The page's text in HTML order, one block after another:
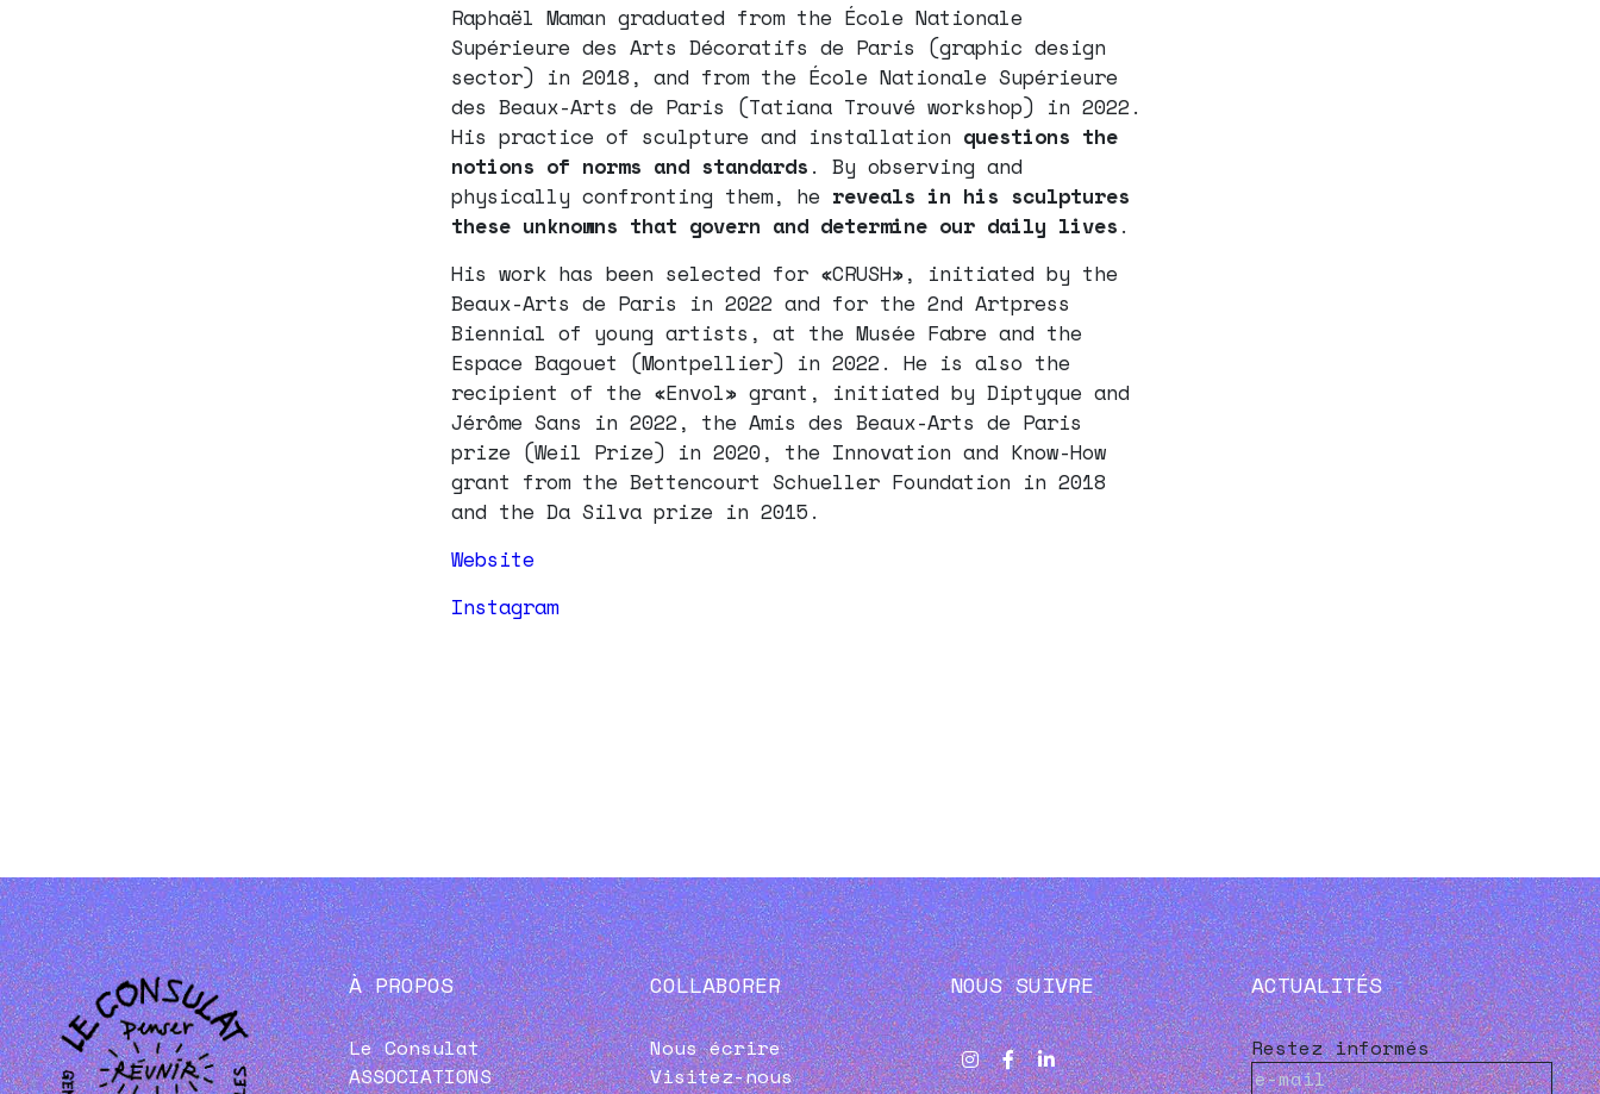
Raphaël Maman graduated from the École Nationale
Supérieure des Arts Décoratifs de Paris (graphic design
sector) in 2018, and from the École Nationale Supérieure
des Beaux-Arts de Paris (Tatiana Trouvé workshop) in 2022.
His practice of sculpture and installation questions the
notions of norms and standards . By observing and
physically confronting them, he reveals in his sculptures
these unknowns that govern and determine our daily lives .
His work has been selected for «CRUSH», initiated by the
Beaux-Arts de Paris in 2022 and for the 2nd Artpress
Biennial of young artists, at the Musée Fabre and the
Espace Bagouet (Montpellier) in 2022. He is also the
recipient of the «Envol» grant, initiated by Diptyque and
Jérôme Sans in 2022, the Amis des Beaux-Arts de Paris
prize (Weil Prize) in 2020, the Innovation and Know-How
grant from the Bettencourt Schueller Foundation in 2018
and the Da Silva prize in 2015.
Website
Instagram
À PROPOS
Le Consulat
ASSOCIATIONS
COLLABORER
Nous écrire
Visitez-nous
NOUS SUIVRE ACTUALITÉS
Restez informés